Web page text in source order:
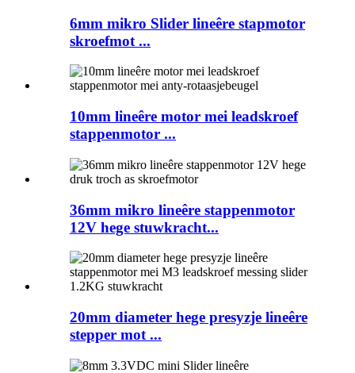
6mm mikro Slider lineêre stapmotor
skroefmot ...
10mm lineêre motor mei leadskroef
stappenmotor ...
36mm mikro lineêre stappenmotor
12V hege stuwkracht...
20mm diameter hege presyzje lineêre
stepper mot ...